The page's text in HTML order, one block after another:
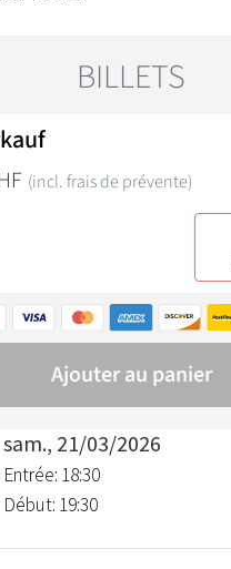
sam., 21/03/2026
Entrée: 18:30
Début: 19:30